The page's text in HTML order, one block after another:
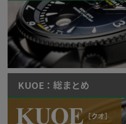
KUOE：総まとめ